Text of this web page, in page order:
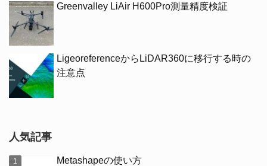
Greenvalley LiAir H600Pro測量精度検証
LigeoreferenceからLiDAR360に移行する時の
注意点
人気記事
Metashapeの使い方